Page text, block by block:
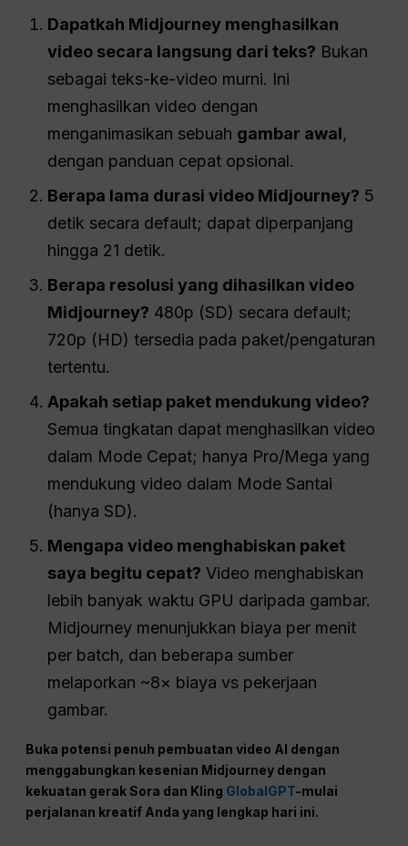
Dapatkah Midjourney menghasilkan
video secara langsung dari teks? Bukan
sebagai teks-ke-video murni. Ini
menghasilkan video dengan
menganimasikan sebuah gambar awal,
dengan panduan cepat opsional.
Berapa lama durasi video Midjourney? 5
detik secara default; dapat diperpanjang
hingga 21 detik.
Berapa resolusi yang dihasilkan video
Midjourney? 480p (SD) secara default;
720p (HD) tersedia pada paket/pengaturan
tertentu.
Apakah setiap paket mendukung video?
Semua tingkatan dapat menghasilkan video
dalam Mode Cepat; hanya Pro/Mega yang
mendukung video dalam Mode Santai
(hanya SD).
Mengapa video menghabiskan paket
saya begitu cepat? Video menghabiskan
lebih banyak waktu GPU daripada gambar.
Midjourney menunjukkan biaya per menit
per batch, dan beberapa sumber
melaporkan ~8× biaya vs pekerjaan
gambar.
Buka potensi penuh pembuatan video AI dengan
menggabungkan kesenian Midjourney dengan
kekuatan gerak Sora dan Kling GlobalGPT-mulai
perjalanan kreatif Anda yang lengkap hari ini.